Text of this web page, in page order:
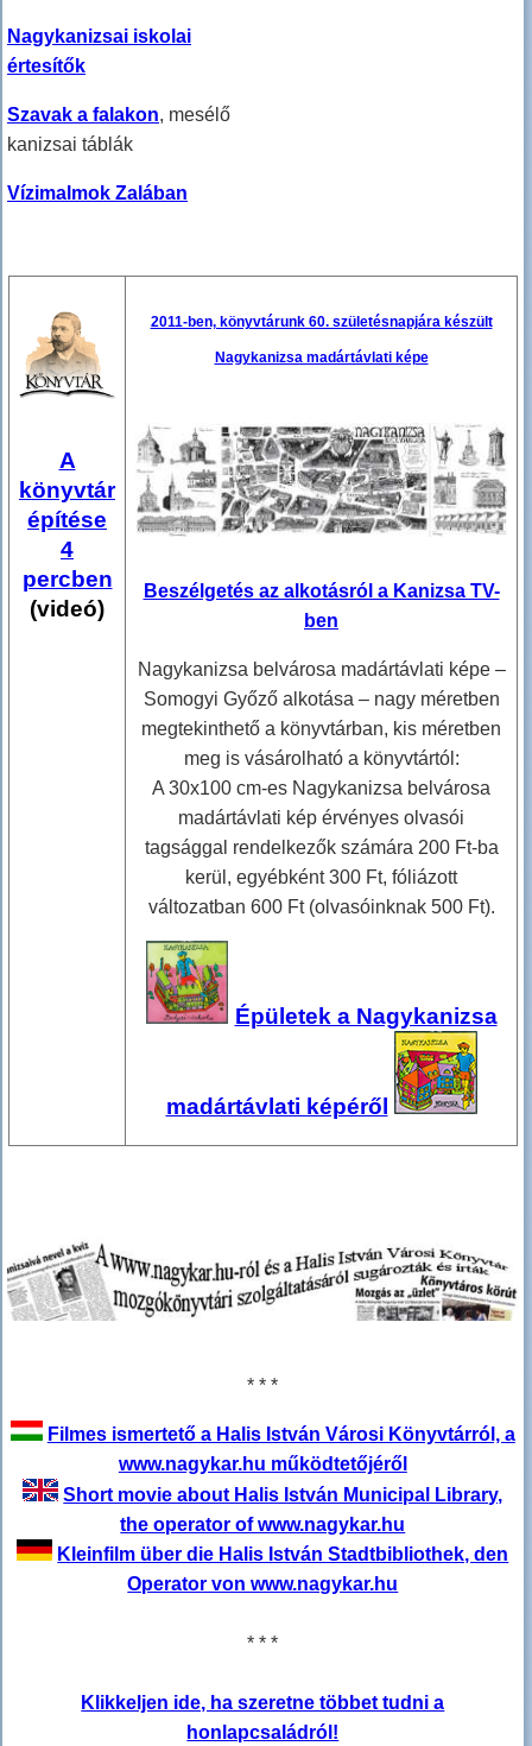
Nagykanizsai iskolai
értesítők
Szavak a falakon, mesélő
kanizsai táblák
Vízimalmok Zalában
A
könyvtár
építése
4
percben
(videó)
2011-ben, könyvtárunk 60. születésnapjára készült
Nagykanizsa madártávlati képe
Beszélgetés az alkotásról a Kanizsa TV-
ben
Nagykanizsa belvárosa madártávlati képe –
Somogyi Győző alkotása – nagy méretben
megtekinthető a könyvtárban, kis méretben
meg is vásárolható a könyvtártól:
A 30x100 cm-es Nagykanizsa belvárosa
madártávlati kép érvényes olvasói
tagsággal rendelkezők számára 200 Ft-ba
kerül, egyébként 300 Ft, fóliázott
változatban 600 Ft (olvasóinknak 500 Ft).
Épületek a Nagykanizsa
madártávlati képéről
* * *
Filmes ismertető a Halis István Városi Könyvtárról, a
www.nagykar.hu működtetőjéről
Short movie about Halis István Municipal Library,
the operator of www.nagykar.hu
Kleinfilm über die Halis István Stadtbibliothek, den
Operator von www.nagykar.hu
* * *
Klikkeljen ide, ha szeretne többet tudni a
honlapcsaládról!